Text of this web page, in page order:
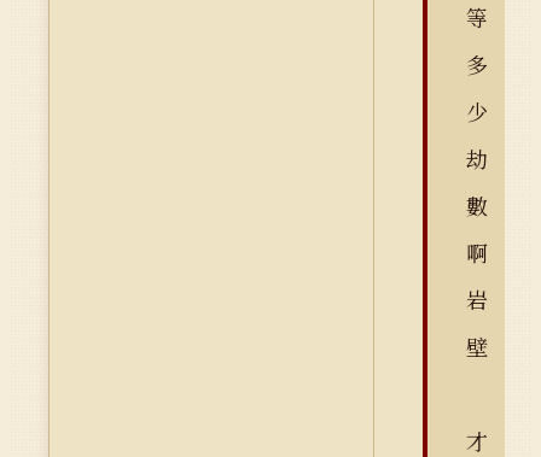
等
多
少
劫
數
啊
岩
壁
才